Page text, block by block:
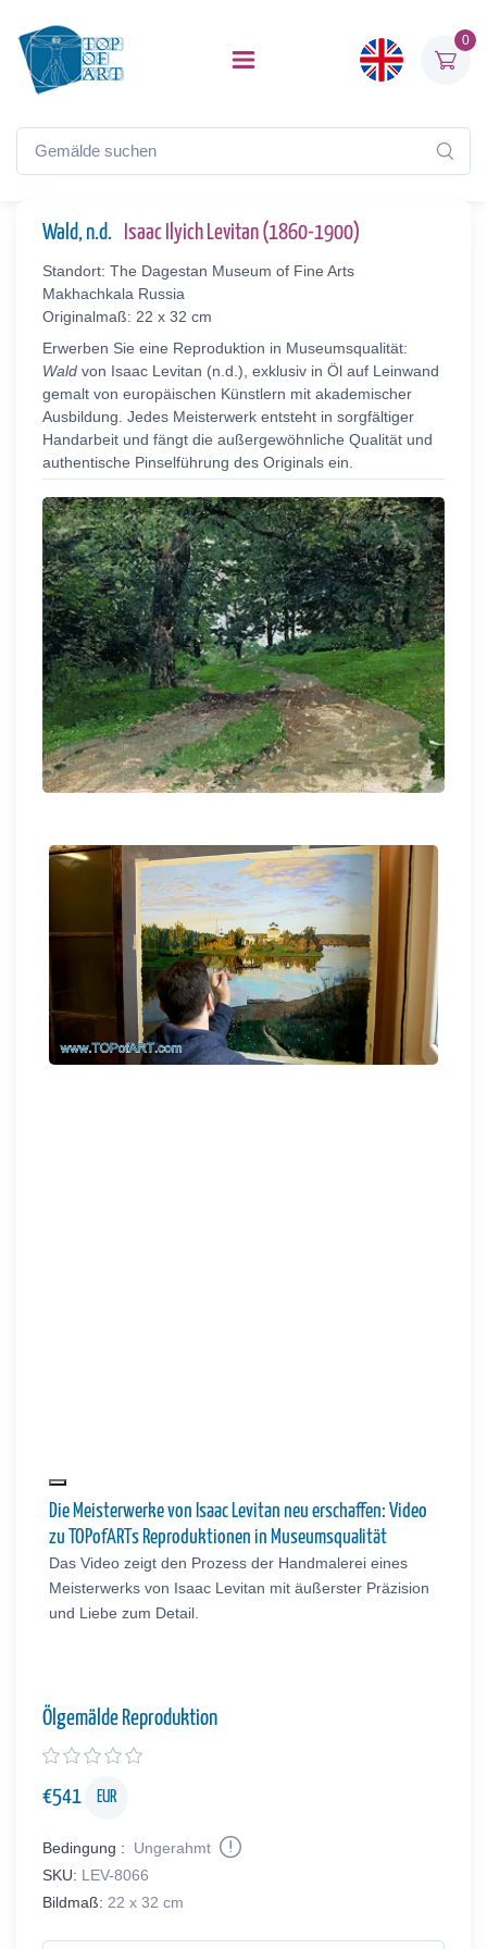
0
Wald, n.d. Isaac Ilyich Levitan (1860-1900)
Standort: The Dagestan Museum of Fine Arts
Makhachkala Russia
Originalmaß: 22 x 32 cm
Erwerben Sie eine Reproduktion in Museumsqualität:
Wald von Isaac Levitan (n.d.), exklusiv in Öl auf Leinwand
gemalt von europäischen Künstlern mit akademischer
Ausbildung. Jedes Meisterwerk entsteht in sorgfältiger
Handarbeit und fängt die außergewöhnliche Qualität und
authentische Pinselführung des Originals ein.
Die Meisterwerke von Isaac Levitan neu erschaffen: Video
zu TOPofARTs Reproduktionen in Museumsqualität
Das Video zeigt den Prozess der Handmalerei eines
Meisterwerks von Isaac Levitan mit äußerster Präzision
und Liebe zum Detail.
Ölgemälde Reproduktion
€541 EUR
Bedingung :
Ungerahmt
SKU: LEV-8066
Bildmaß: 22 x 32 cm